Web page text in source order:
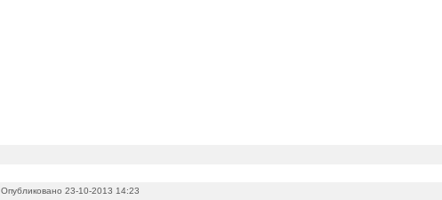
Опубликовано 23-10-2013 14:23